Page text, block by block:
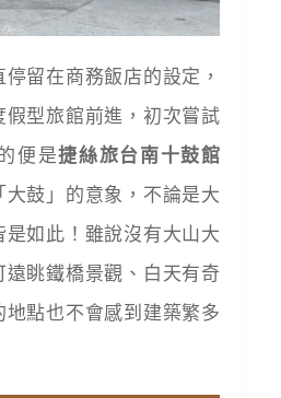
留在商務飯店的設定，
型旅館前進，初次嘗試
便是捷絲旅台南十鼓館
大鼓」的意象，不論是大
如此！雖說沒有大山大
眺鐵橋景觀、白天有奇
點也不會感到建築繁多